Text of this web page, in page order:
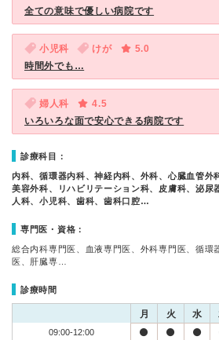
全ての意味で優しい病院です
小児科 けが
5.0
時間外でも…
婦人科
4.5
いろいろな面で安心できる病院です
診療科目：
内科、循環器内科、神経内科、外科、心臓血管外
美容外科、リハビリテーション科、皮膚科、泌尿
人科、小児科、歯科、歯科口腔…
専門医・資格：
総合内科専門医、血液専門医、外科専門医、循環
医、肝臓専…
診療時間
月 火 水
09:00-12:00